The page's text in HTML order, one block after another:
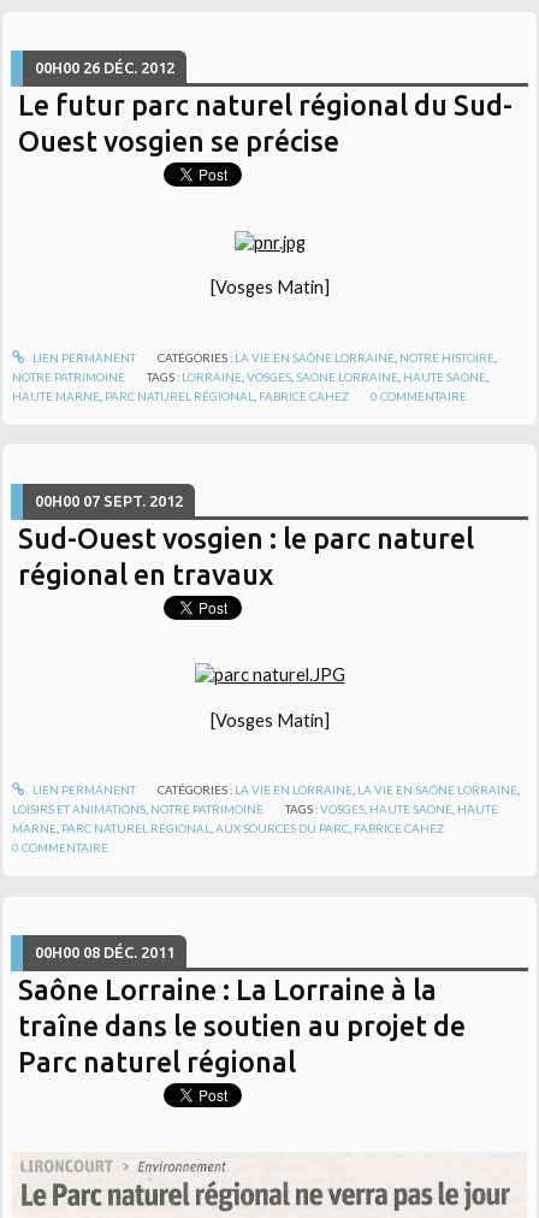
00H00 26 DÉC. 2012
Le futur parc naturel régional du Sud-
Ouest vosgien se précise
[Vosges Matin]
LIEN PERMANENT CATÉGORIES : LA VIE EN SAÔNE LORRAINE, NOTRE HISTOIRE,
NOTRE PATRIMOINE
TAGS : LORRAINE ,VOSGES ,SAONE LORRAINE HAUTE SAONE
HAUTE MARNE PARC NATUREL RÉGIONAL FABRICE CAHEZ 0 COMMENTAIRE
00H00 07 SEPT. 2012
Sud-Ouest vosgien : le parc naturel
régional en travaux
[Vosges Matin]
LIEN PERMANENT CATÉGORIES : LA VIE EN LORRAINE, LA VIE EN SAÔNE LORRAINE,
LOISIRS ET ANIMATIONS NOTRE PATRIMOINE TAGS :VOSGES HAUTE SAONE HAUTE
MARNE PARC NATUREL RÉGIONAL ,AUX SOURCES DU PARC FABRICE CAHEZ
0 COMMENTAIRE
00H00 08 DÉC. 2011
Saône Lorraine : La Lorraine à la
traîne dans le soutien au projet de
Parc naturel régional